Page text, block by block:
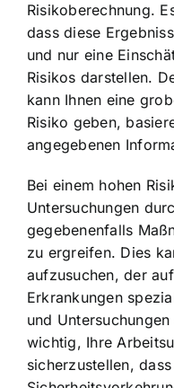
Risikoberechnung.
dass diese
und nur eine
Risikos darstellen.
kann Ihnen eine
Risiko geben,
angegebenen
Bei einem hohen
Untersuchungen
gegebenenfalls
zu ergreifen. Dies
aufzusuchen, der
Erkrankungen
und
wichtig, Ihre
sicherzustellen,